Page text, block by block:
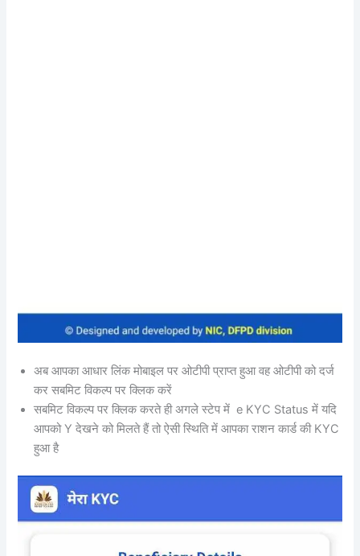
अब आपका आधार लिंक मोबाइल पर ओटीपी प्राप्त हुआ वह ओटीपी को दर्ज
कर सबमिट विकल्प पर क्लिक करें
सबमिट विकल्प पर क्लिक करते ही अगले स्टेप में e KYC Status में यदि
आपको Y देखने को मिलते हैं तो ऐसी स्थिति में आपका राशन कार्ड की KYC
हुआ है